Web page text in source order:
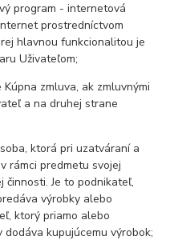
program - internetová
prostredníctvom
hlavnou funkcionalitou je
Uživateľom;
Kúpna zmluva, ak zmluvnými
a na druhej strane
ktorá pri uzatváraní a
rámci predmetu svojej
Je to podnikateľ,
výrobky alebo
ktorý priamo alebo
kupujúcemu výrobok;